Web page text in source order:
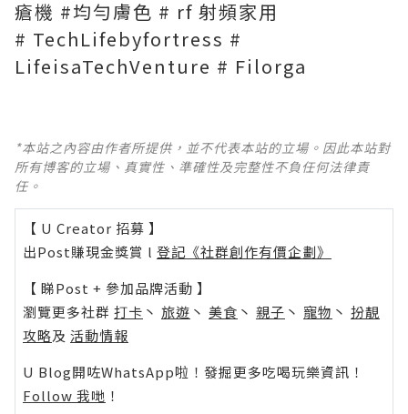
瘡機 #均勻膚色 # rf 射頻家用
# TechLifebyfortress #
LifeisaTechVenture # Filorga
*本站之內容由作者所提供，並不代表本站的立場。因此本站對
所有博客的立場、真實性、準確性及完整性不負任何法律責
任。
【 U Creator 招募 】
出Post賺現金獎賞 l 登記《社群創作有價企劃》
【 睇Post + 參加品牌活動 】
瀏覽更多社群 打卡 丶 旅遊 丶 美食 丶 親子 丶 寵物 丶 扮靚
攻略及 活動情報
U Blog開咗WhatsApp啦！發掘更多吃喝玩樂資訊！
Follow 我哋 ！